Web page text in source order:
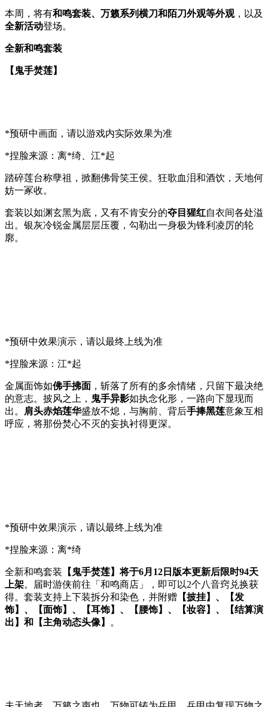
本周，将有和鸣套装、万籁系列横刀和陌刀外观等外观，以及
全新活动登场。
全新和鸣套装
【鬼手焚莲】
*预研中画面，请以游戏内实际效果为准
*捏脸来源：离*绮、江*起
踏碎莲台称孽祖，掀翻佛骨笑王侯。狂歌血泪和酒饮，天地何
妨一冢收。
套装以如渊玄黑为底，又有不肯安分的夺目猩红自衣间各处溢
出。银灰冷锐金属层层压覆，勾勒出一身极为锋利凌厉的轮
廓。
*预研中效果演示，请以最终上线为准
*捏脸来源：江*起
金属面饰如佛手拂面 ，斩落了所有的多余情绪，只留下最决绝
的意志。披风之上， 鬼手异影如执念化形，一路向下显现而
出。
肩头赤焰莲华盛放不熄，与胸前、背后手捧黑莲意象互相
呼应，将那份焚心不灭的妄执衬得更深。
*预研中效果演示，请以最终上线为准
*捏脸来源：离*绮
全新和鸣套装 【鬼手焚莲】将于6月12日版本更新后限时94天
上架。届时游侠前往「和鸣商店」，即可以2个八音窍兑换获
得。套装支持上下装拆分和染色，并附赠 【披挂】、【发
饰】、【面饰】、【耳饰】、【腰饰】、【妆容】、【结算演
出】和【主角动态头像】
。